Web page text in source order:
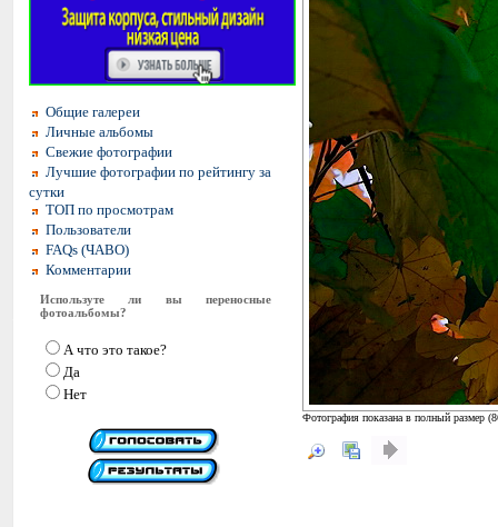
Общие галереи
Личные альбомы
Свежие фотографии
Лучшие фотографии по рейтингу за
сутки
ТОП по просмотрам
Пользователи
FAQs (ЧАВО)
Комментарии
Используте ли вы переносные
фотоальбомы?
А что это такое?
Да
Нет
Фотография показана в полный размер (